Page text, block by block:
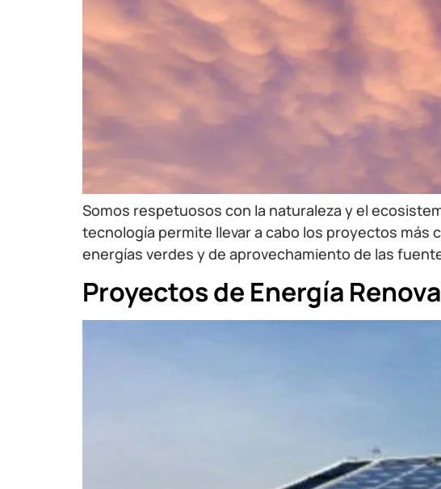
Somos respetuosos con la naturaleza y el
tecnología permite llevar a cabo los proyectos más
energías verdes y de aprovechamiento de las
Proyectos de Energía